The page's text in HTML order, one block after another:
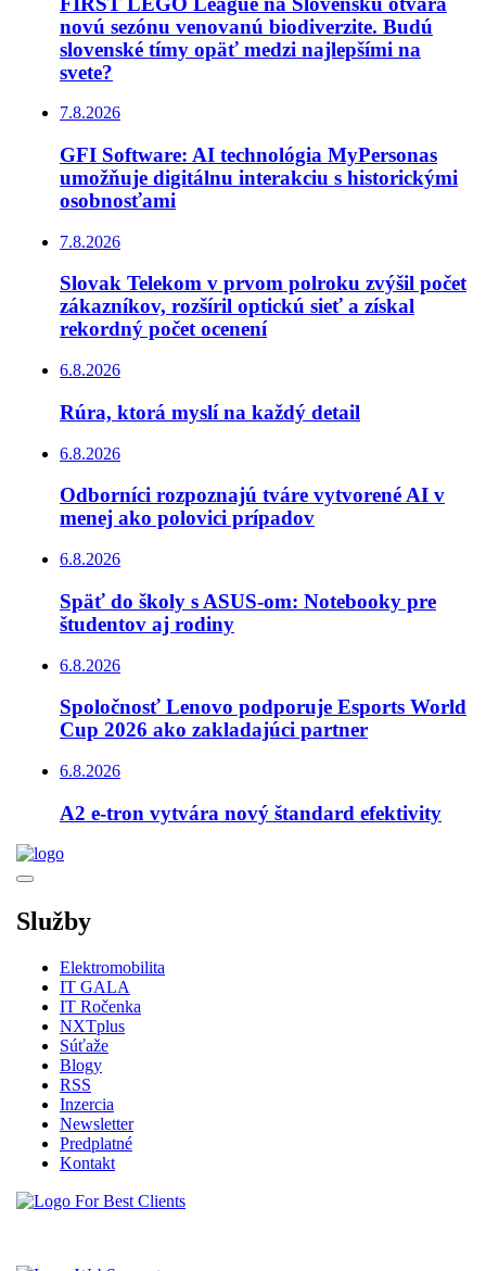
novú sezónu venovanú biodiverzite. Budú
slovenské tímy opäť medzi najlepšími na
svete?
7.8.2026
GFI Software: AI technológia MyPersonas
umožňuje digitálnu interakciu s historickými
osobnosťami
7.8.2026
Slovak Telekom v prvom polroku zvýšil počet
zákazníkov, rozšíril optickú sieť a získal
rekordný počet ocenení
6.8.2026
Rúra, ktorá myslí na každý detail
6.8.2026
Odborníci rozpoznajú tváre vytvorené AI v
menej ako polovici prípadov
6.8.2026
Späť do školy s ASUS-om: Notebooky pre
študentov aj rodiny
6.8.2026
Spoločnosť Lenovo podporuje Esports World
Cup 2026 ako zakladajúci partner
6.8.2026
A2 e-tron vytvára nový štandard efektivity
Služby
Elektromobilita
IT GALA
IT Ročenka
NXTplus
Súťaže
Blogy
RSS
Inzercia
Newsletter
Predplatné
Kontakt